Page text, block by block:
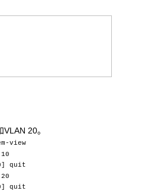
20。
view
quit
quit